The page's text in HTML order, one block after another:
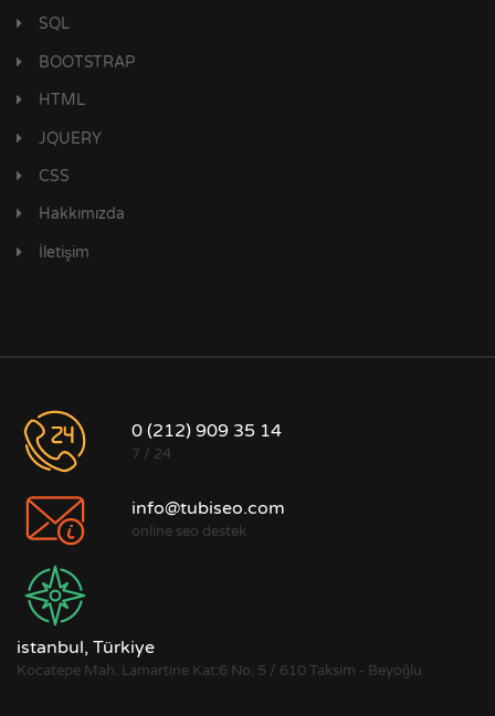
SQL
BOOTSTRAP
HTML
JQUERY
CSS
Hakkımızda
İletişim
0 (212) 909 35 14
7 / 24
info@tubiseo.com
online seo destek
istanbul, Türkiye
Kocatepe Mah. Lamartine Kat:6 No: 5 / 610 Taksim - Beyoğlu